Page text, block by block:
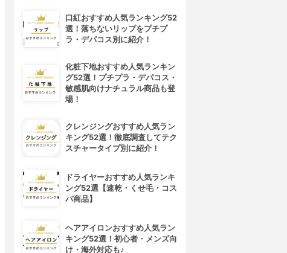
口紅おすすめ人気ランキング52
選！落ちないリップをプチプ
ラ・デパコス別に紹介！
化粧下地おすすめ人気ランキン
グ52選！プチプラ・デパコス・
敏感肌向けナチュラル商品も登
場！
クレンジングおすすめ人気ラン
キング52選！徹底調査してテク
スチャータイプ別に紹介！
ドライヤーおすすめ人気ランキ
ング52選【速乾・くせ毛・コス
パ商品】
ヘアアイロンおすすめ人気ラン
キング52選！初心者・メンズ向
け・海外対応も♪